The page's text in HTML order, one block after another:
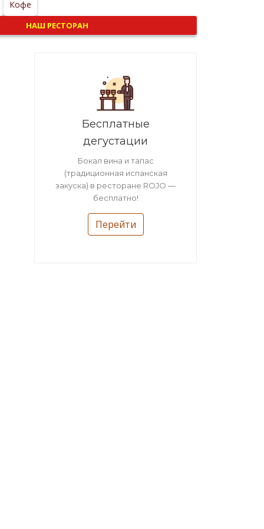
Кофе
НАШ РЕСТОРАН
Бесплатные
дегустации
Бокал вина и тапас
(традиционная испанская
закуска) в ресторане ROJO —
бесплатно!
Перейти